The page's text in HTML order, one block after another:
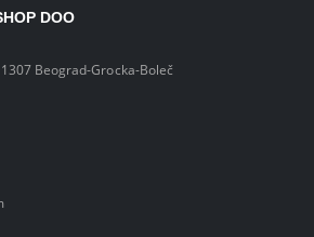
DOO
Beograd-Grocka-Boleč